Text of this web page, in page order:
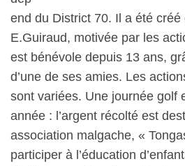
end du District 70. Il a été
E.Guiraud, motivée par les
est bénévole depuis 13 ans,
d’une de ses amies. Les
sont variées. Une journée golf
année : l’argent récolté est
association malgache, «
participer à l’éducation